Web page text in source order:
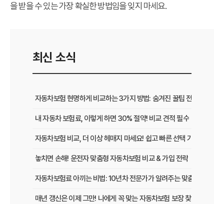
을 받을 수 있는 가장 확실한 방법임을 잊지 마세요.
최신 소식
자동차보험 현명하게 비교하는 3가지 방법: 숨겨진 꿀팁 전격 공개
내 자동차 보험료, 이렇게 하면 30% 절약! 비교 견적 필수
자동차보험 비교, 더 이상 헤매지 마세요! 쉽고 빠른 선택 가이드
놓치면 손해! 운전자 맞춤형 자동차보험 비교 & 가입 전략
자동차보험료 아끼는 비법: 10년차 전문가가 알려주는 맞춤형 설계 전
매년 갱신은 이제 그만! 나에게 꼭 맞는 자동차보험 보장 찾는 법